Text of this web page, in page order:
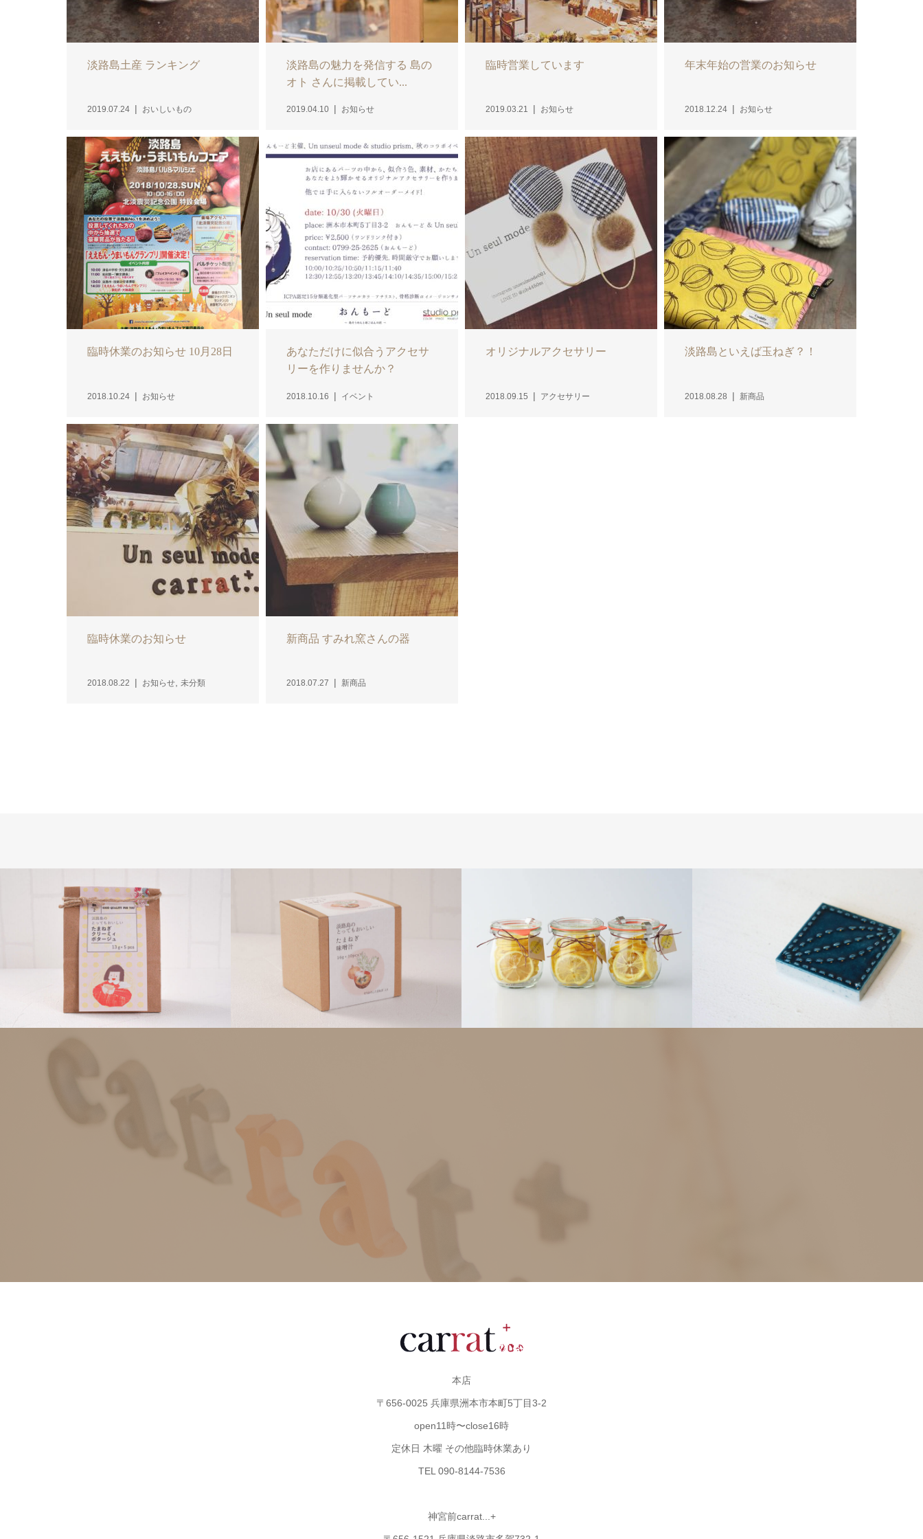
淡路島土産 ランキング
2019.07.24 おいしいもの
淡路島の魅力を発信する 島の
オト さんに掲載してい...
2019.04.10 お知らせ
臨時営業しています
2019.03.21 お知らせ
年末年始の営業のお知らせ
2018.12.24 お知らせ
臨時休業のお知らせ 10月28日
2018.10.24 お知らせ
あなただけに似合うアクセサ
リーを作りませんか？
2018.10.16 イベント
オリジナルアクセサリー
2018.09.15 アクセサリー
淡路島といえば玉ねぎ？！
2018.08.28 新商品
臨時休業のお知らせ
2018.08.22 お知らせ 未分類
新商品 すみれ窯さんの器
2018.07.27 新商品
本店
〒656-0025 兵庫県洲本市本町5丁目3-2
open11時〜close16時
定休日 木曜 その他臨時休業あり
TEL 090-8144-7536
神宮前carrat...+